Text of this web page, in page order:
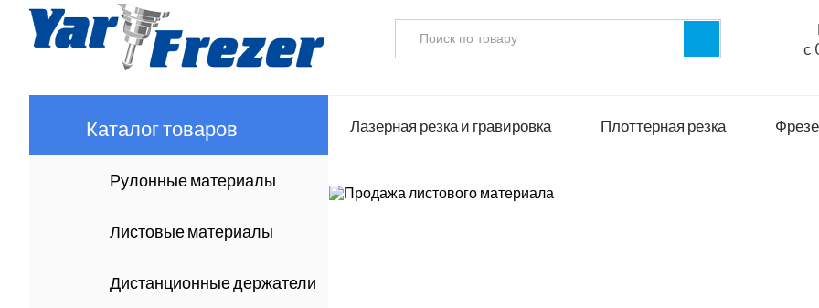
с
Каталог товаров
Рулонные материалы
Листовые материалы
Дистанционные держатели
Лазерная резка и гравировка Плоттерная резка